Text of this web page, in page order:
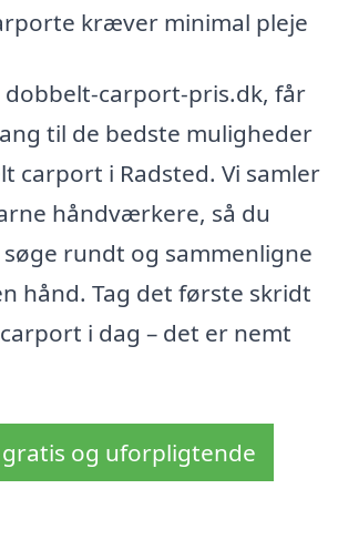
kræver minimal pleje
dobbelt-carport-pris.dk, får
til de bedste muligheder
carport i Radsted. Vi samler
håndværkere, så du
rundt og sammenligne
hånd. Tag det første skridt
i dag – det er nemt
gratis og uforpligtende